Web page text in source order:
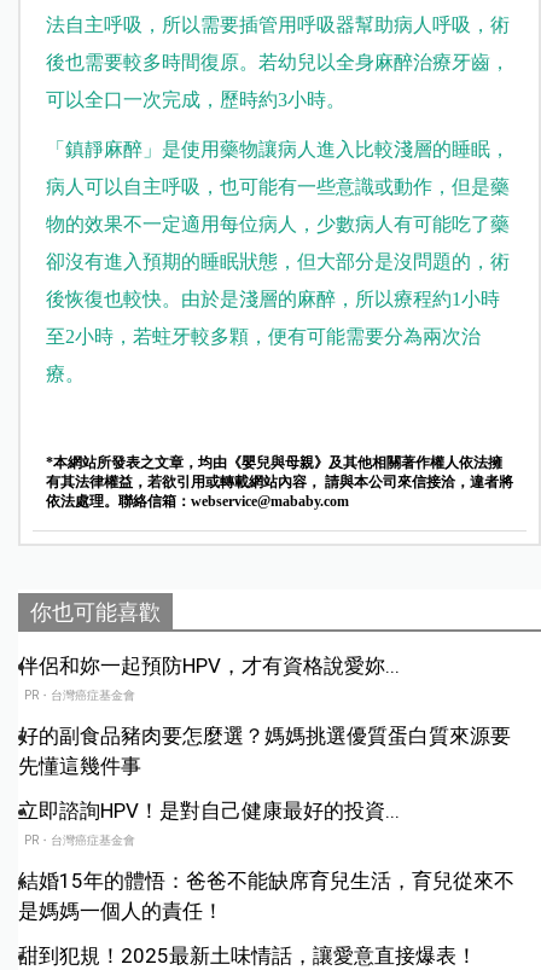
法自主呼吸，所以需要插管用呼吸器幫助病人呼吸，術
後也需要較多時間復原。若幼兒以全身麻醉治療牙齒，
可以全口一次完成，歷時約3小時。
「鎮靜麻醉」是使用藥物讓病人進入比較淺層的睡眠，
病人可以自主呼吸，也可能有一些意識或動作，但是藥
物的效果不一定適用每位病人，少數病人有可能吃了藥
卻沒有進入預期的睡眠狀態，但大部分是沒問題的，術
後恢復也較快。由於是淺層的麻醉，所以療程約1小時
至2小時，若蛀牙較多顆，便有可能需要分為兩次治
療。
*本網站所發表之文章，均由《嬰兒與母親》及其他相關著作權人依法擁
有其法律權益，若欲引用或轉載網站內容， 請與本公司來信接洽，違者將
依法處理。聯絡信箱： webservice@mababy.com
你也可能喜歡
伴侶和妳一起預防HPV，才有資格說愛妳...
PR・台灣癌症基金會
好的副食品豬肉要怎麼選？媽媽挑選優質蛋白質來源要
先懂這幾件事
立即諮詢HPV！是對自己健康最好的投資...
PR・台灣癌症基金會
結婚15年的體悟：爸爸不能缺席育兒生活，育兒從來不
是媽媽一個人的責任！
甜到犯規！2025最新土味情話，讓愛意直接爆表！